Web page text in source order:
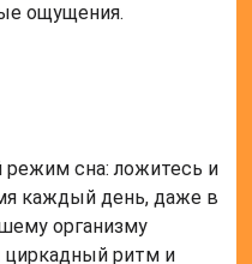
ощущения.
режим сна: ложитесь и
каждый день, даже в
организму
циркадный ритм и